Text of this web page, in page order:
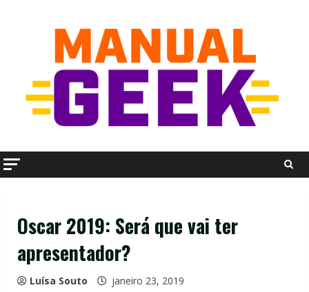
Oscar 2019: Será que vai ter
apresentador?
Luísa Souto janeiro 23, 2019